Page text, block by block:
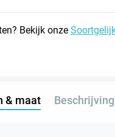
Bekijk onze
& maat Beschrijving